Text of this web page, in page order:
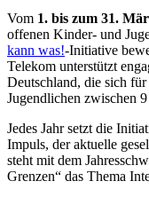
Vom 1. bis zum 31.
offenen Kinder- und
kann was!-Initiative
Telekom unterstützt
Deutschland, die sich
Jugendlichen zwischen
Jedes Jahr setzt die
Impuls, der aktuelle
steht mit dem
Grenzen“ das Thema